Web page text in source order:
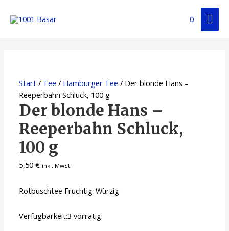
0
Start / Tee / Hamburger Tee / Der blonde Hans –
Reeperbahn Schluck, 100 g
Der blonde Hans –
Reeperbahn Schluck,
100 g
5,50€ inkl. MwSt
Rotbuschtee Fruchtig-Würzig
Verfügbarkeit:3 vorrätig